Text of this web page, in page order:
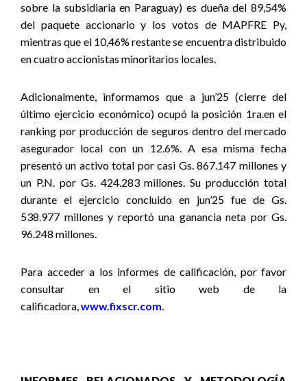
sobre la subsidiaria en Paraguay) es dueña del 89,54%
del paquete accionario y los votos de MAPFRE Py,
mientras que el 10,46% restante se encuentra distribuido
en cuatro accionistas minoritarios locales.
Adicionalmente, informamos que a jun’25 (cierre del
último ejercicio económico) ocupó la posición 1ra.en el
ranking por producción de seguros dentro del mercado
asegurador local con un 12.6%. A esa misma fecha
presentó un activo total por casi Gs. 867.147 millones y
un P.N. por Gs. 424.283 millones. Su producción total
durante el ejercicio concluido en jun’25 fue de Gs.
538.977 millones y reportó una ganancia neta por Gs.
96.248 millones.
Para acceder a los informes de calificación, por favor
consultar en el sitio web de la
calificadora,www.fixscr.com.